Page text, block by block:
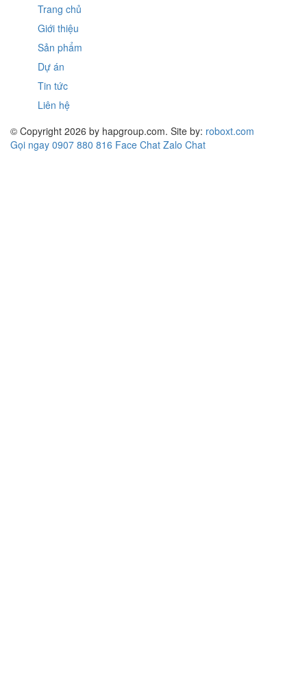
Trang chủ
Giới thiệu
Sản phẩm
Dự án
Tin tức
Liên hệ
© Copyright 2026 by hapgroup.com. Site by: roboxt.com
Gọi ngay 0907 880 816 Face Chat Zalo Chat